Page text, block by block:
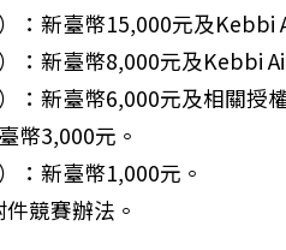
：新臺幣15,000元及Kebbi
：新臺幣8,000元及Kebbi
：新臺幣6,000元及相關授
幣3,000元。
：新臺幣1,000元。
競賽辦法。